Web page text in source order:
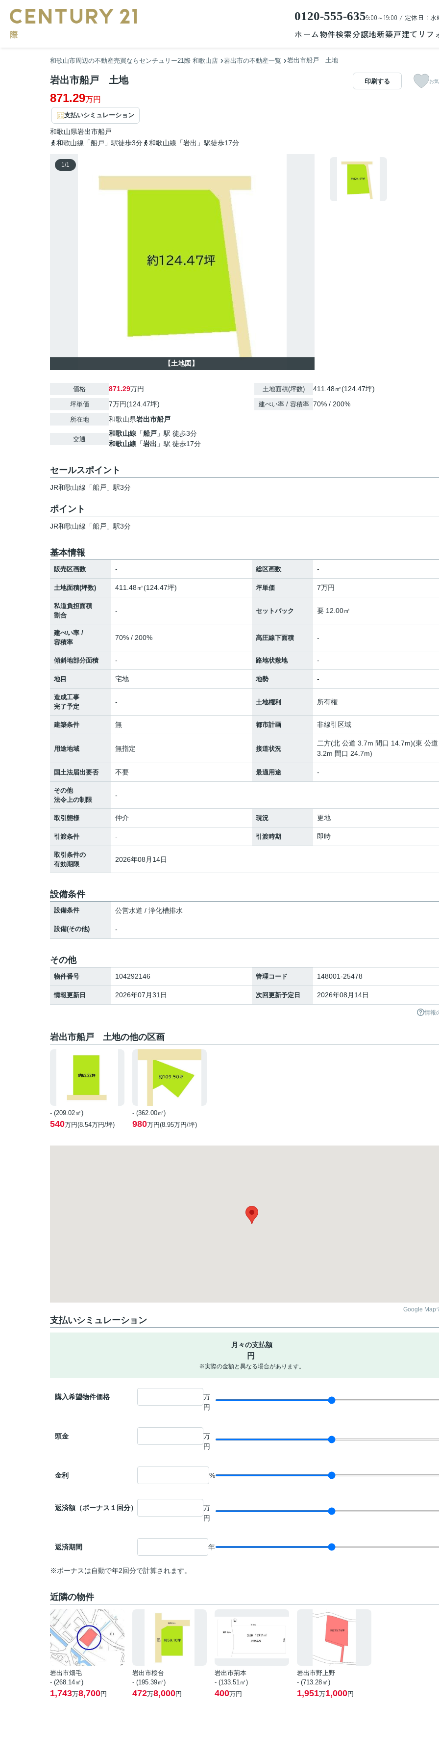
0120-555-6359:00～19:00 / 定休日：水
ホーム物件検索分譲地新築戸建て リフ
和歌山市周辺の不動産売買ならセンチュリー21際 和歌山店 岩出市の不動産一覧 岩出市船戸 土地
岩出市船戸 土地
871.29万円
支払いシミュレーション
和歌山県岩出市船戸
和歌山線「船戸」駅徒歩3分
和歌山線「岩出」駅徒歩17分
印刷する お
1/1
【土地図】
価格 871.29万円
坪単価 7万円(124.47坪)
所在地 和歌山県岩出市船戸
交通
和歌山線 「船戸 」駅 徒歩3分
和歌山線 「岩出 」駅 徒歩17分
土地面積(坪数) 411.48㎡(124.47坪)
建ぺい率 / 容積率 70% / 200%
セールスポイント
JR和歌山線「船戸」駅3分
ポイント
JR和歌山線「船戸」駅3分
基本情報
販売区画数 - 総区画数 -
土地面積(坪数) 411.48㎡(124.47坪) 坪単価 7万円
私道負担面積
割合
- セットバック 要 12.00㎡
建ぺい率 /
容積率
70% / 200% 高圧線下面積 -
傾斜地部分面積 - 路地状敷地 -
地目 宅地 地勢 -
造成工事
完了予定
- 土地権利 所有権
建築条件 無 都市計画 非線引区域
用途地域 無指定 接道状況
二方(北 公道 3.7m 間口 14.7m)(東 公道
3.2m 間口 24.7m)
国土法届出要否 不要 最適用途 -
その他
法令上の制限
-
取引態様 仲介 現況 更地
引渡条件 - 引渡時期 即時
取引条件の
有効期限
2026年08月14日
設備条件
設備条件 公営水道 / 浄化槽排水
設備(その他) -
その他
物件番号 104292146 管理コード 148001-25478
情報更新日 2026年07月31日 次回更新予定日 2026年08月14日
情報
岩出市船戸 土地の他の区画
- (209.02㎡)
540万円(8.54万円/坪)
- (362.00㎡)
980万円(8.95万円/坪)
Google Map
支払いシミュレーション
月々の支払額
円
※実際の金額と異なる場合があります。
購入希望物件価格
万
円
頭金
万
円
金利 %
返済額（ボーナス１回分）
万
円
返済期間 年
※ボーナスは自動で年2回分で計算されます。
近隣の物件
岩出市畑毛
- (268.14㎡)
1,743万8,700円
岩出市桜台
- (195.39㎡)
472万8,000円
岩出市荊本
- (133.51㎡)
400万円
岩出市野上野
- (713.28㎡)
1,951万1,000円